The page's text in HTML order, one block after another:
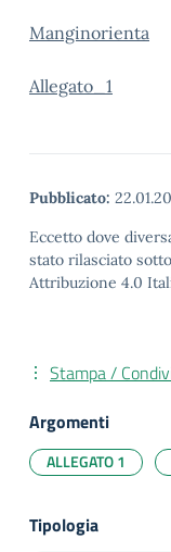
Manginorienta
Allegato_1
Pubblicato:
Eccetto dove
stato rilasciato
Attribuzione 4.0
Stampa /
Argomenti
ALLEGATO 1
Tipologia